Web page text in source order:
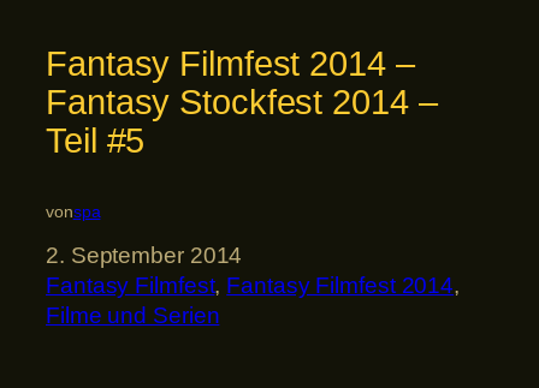
Fantasy Filmfest 2014 –
Fantasy Stockfest 2014 –
Teil #5
vonspa
2. September 2014
Fantasy Filmfest, Fantasy Filmfest 2014
Filme und Serien